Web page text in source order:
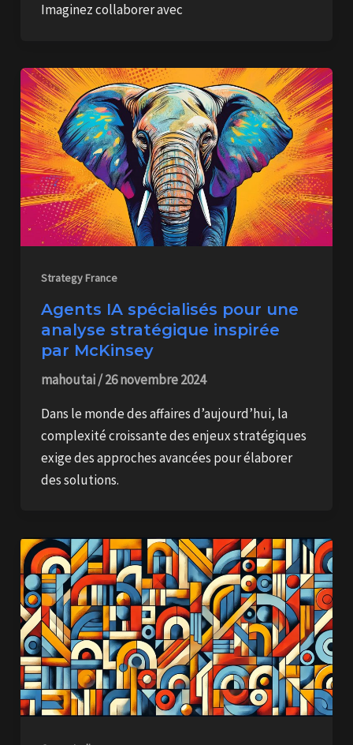
Imaginez collaborer avec
Strategy France
Agents IA spécialisés pour une
analyse stratégique inspirée
par McKinsey
mahoutai/26 novembre 2024
Dans le monde des affaires d’aujourd’hui, la
complexité croissante des enjeux stratégiques
exige des approches avancées pour élaborer
des solutions.